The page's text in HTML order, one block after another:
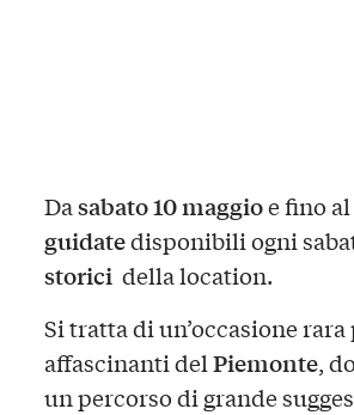
Dasabato 10 maggioe fino
guidatedisponibili ogni
storicidella location.
Si tratta di un’occasione
affascinanti delPiemonte,
un percorso di grande